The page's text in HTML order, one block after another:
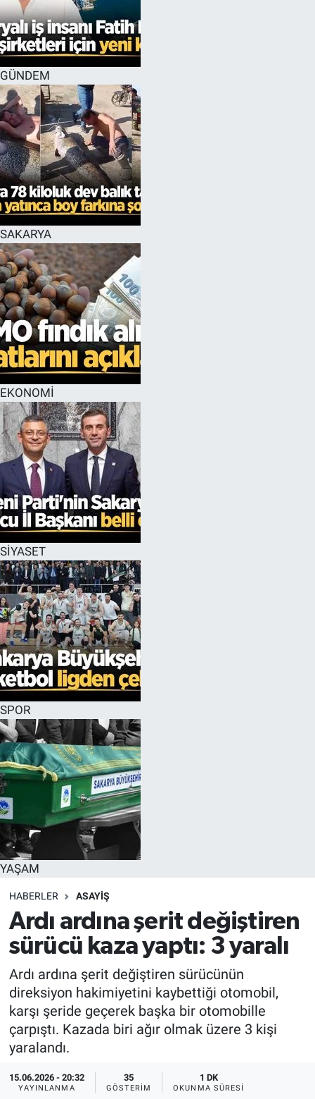
GÜNDEM
SAKARYA
EKONOMİ
SİYASET
SPOR
YAŞAM
HABERLER ASAYİŞ
Ardı ardına şerit değiştiren
sürücü kaza yaptı: 3 yaralı
Ardı ardına şerit değiştiren sürücünün
direksiyon hakimiyetini kaybettiği otomobil,
karşı şeride geçerek başka bir otomobille
çarpıştı. Kazada biri ağır olmak üzere 3 kişi
yaralandı.
15.06.2026 - 20:32
YAYINLANMA
35
GÖSTERIM
1 DK
OKUNMA SÜRESI
EĞİTİM
ÖZEL HABER
HALK54 PANORAMA